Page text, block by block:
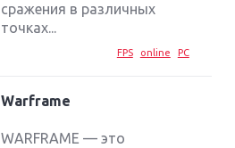
сражения в различных
точках...
FPS online PC
Warframe
WARFRAME — это